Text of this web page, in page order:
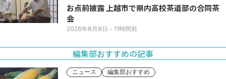
お点前披露 上越市で県内高校茶道部の合同茶
会
2026年8月8日 - 11時間前
編集部おすすめの記事
ニュース 編集部おすすめ